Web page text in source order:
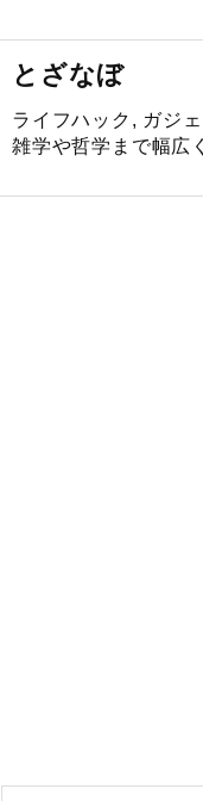
とざなぼ
ライフハック, ガジ
雑学や哲学まで幅広